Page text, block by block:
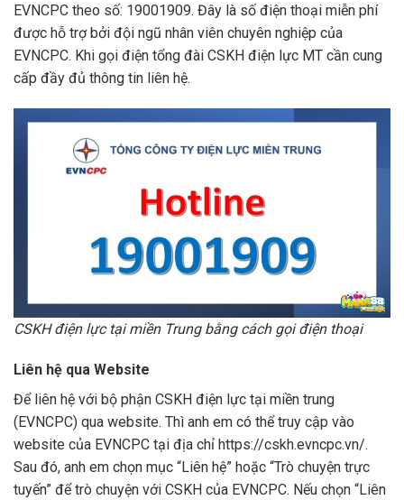
EVNCPC theo số: 19001909. Đây là số điện thoại miễn phí
được hỗ trợ bởi đội ngũ nhân viên chuyên nghiệp của
EVNCPC. Khi gọi điện tổng đài CSKH điện lực MT cần cung
cấp đầy đủ thông tin liên hệ.
CSKH điện lực tại miền Trung bằng cách gọi điện thoại
Liên hệ qua Website
Để liên hệ với bộ phận CSKH điện lực tại miền trung
(EVNCPC) qua website. Thì anh em có thể truy cập vào
website của EVNCPC tại địa chỉ https://cskh.evncpc.vn/.
Sau đó, anh em chọn mục “Liên hệ” hoặc “Trò chuyện trực
tuyến” để trò chuyện với CSKH của EVNCPC. Nếu chọn “Liên